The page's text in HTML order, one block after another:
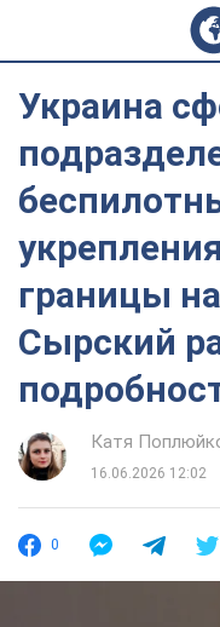
Украина
границы
Сырский
Катя
16.06.2026 12:02
0